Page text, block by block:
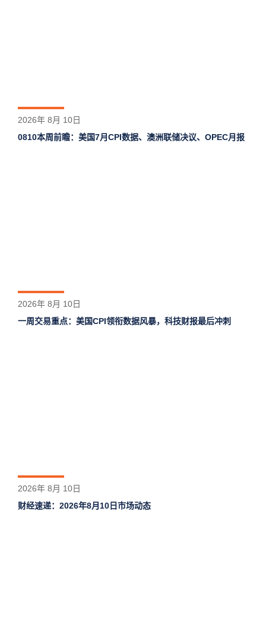
2026年 8月 10日
0810本周前瞻：美国7月CPI数据、澳洲联储决议、OPEC月报
2026年 8月 10日
一周交易重点：美国CPI领衔数据风暴，科技财报最后冲刺
2026年 8月 10日
财经速递：2026年8月10日市场动态